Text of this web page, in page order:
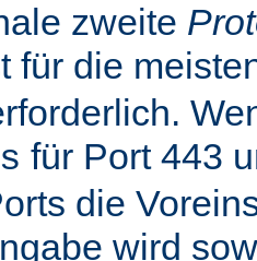
zweite
für die
für Port 443
die
wird